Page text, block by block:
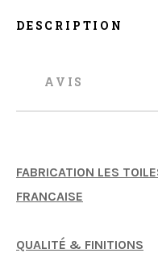
DESCRIPTION
AVIS
FABRICATION LES
FRANCAISE
QUALITÉ & FINITIONS